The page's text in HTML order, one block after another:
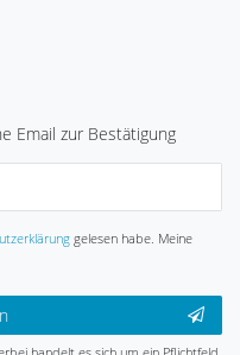
Email zur Bestätigung
gelesen habe. Meine